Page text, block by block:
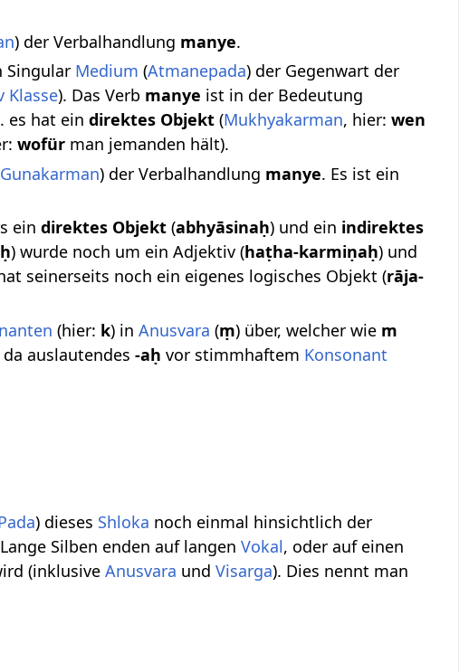
) der Verbalhandlung manye.
Singular Medium (Atmanepada) der Gegenwart der
Klasse). Das Verb manye ist in der Bedeutung
es hat eindirektes Objekt (Mukhyakarman, hier:wen
wofür man jemanden hält).
Gunakarman) der Verbalhandlung manye. Es ist ein
eindirektes Objekt (abhyāsinaḥ) und ein indirektes
) wurde noch um ein Adjektiv (haṭha-karmiṇaḥ) und
seinerseits noch ein eigenes logisches Objekt (rāja-
(hier: k) inAnusvara (ṃ) über, welcher wie m
da auslautendes-aḥ vor stimmhaftem Konsonant
) dieses Shloka noch einmal hinsichtlich der
Silben enden auf langenVokal, oder auf einen
(inklusiveAnusvara undVisarga). Dies nennt man